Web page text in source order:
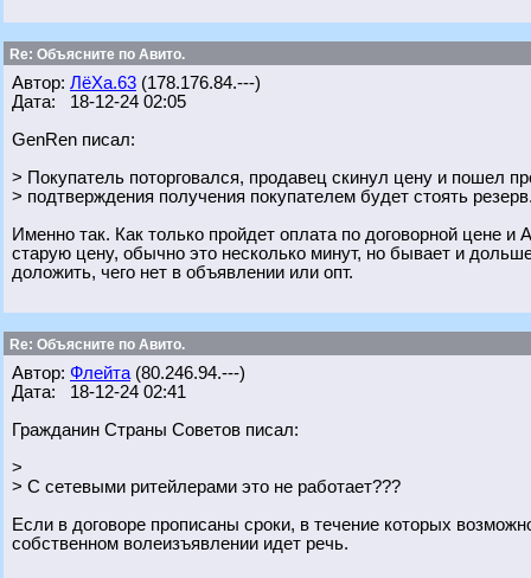
Re: Объясните по Авито.
Автор: ЛёХа.63 (178.176.84.---)
Дата: 18-12-24 02:05
GenRen писал:
> Покупатель поторговался, продавец скинул цену и пошел
> подтверждения получения покупателем будет стоять
Именно так. Как только пройдет оплата по договорной цене
старую цену, обычно это несколько минут, но бывает и
доложить, чего нет в объявлении или опт.
Re: Объясните по Авито.
Автор: Флейта (80.246.94.---)
Дата: 18-12-24 02:41
Гражданин Страны Советов писал:
>
> С сетевыми ритейлерами это не работает???
Если в договоре прописаны сроки, в течение которых
собственном волеизъявлении идет речь.